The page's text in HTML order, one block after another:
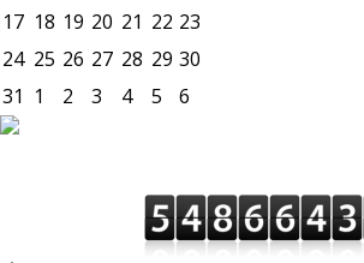
17 18 19 20 21 22 23
24 25 26 27 28 29 30
31 1 2 3 4 5 6